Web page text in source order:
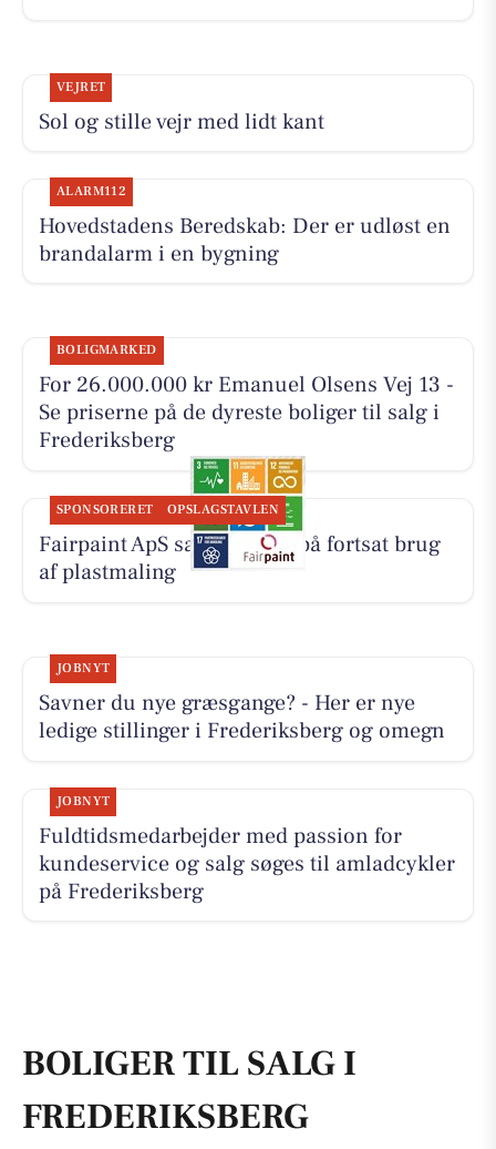
VEJRET
Sol og stille vejr med lidt kant
ALARM112
Hovedstadens Beredskab: Der er udløst en
brandalarm i en bygning
BOLIGMARKED
For 26.000.000 kr Emanuel Olsens Vej 13 -
Se priserne på de dyreste boliger til salg i
Frederiksberg
SPONSORERET OPSLAGSTAVLEN
Fairpaint ApS sætter fokus på fortsat brug
af plastmaling
JOBNYT
Savner du nye græsgange? - Her er nye
ledige stillinger i Frederiksberg og omegn
JOBNYT
Fuldtidsmedarbejder med passion for
kundeservice og salg søges til amladcykler
på Frederiksberg
BOLIGER TIL SALG I
FREDERIKSBERG